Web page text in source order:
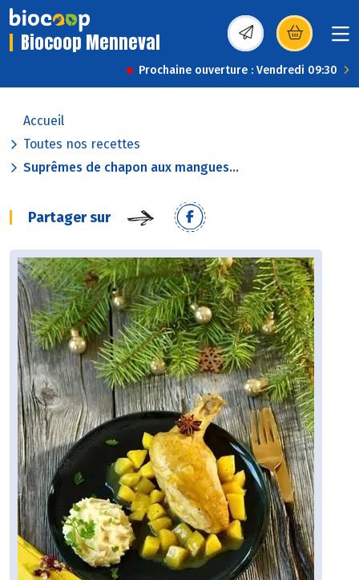
Biocoop Menneval (s’ouvre dans une
Prochaine ouverture : Vendredi 09:30
Accueil
Toutes nos recettes
Suprêmes de chapon aux mangues...
Partager sur